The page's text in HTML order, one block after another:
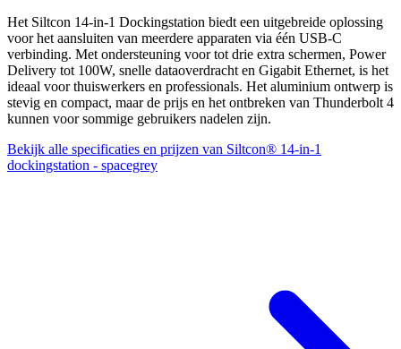
Het Siltcon 14-in-1 Dockingstation biedt een uitgebreide oplossing
voor het aansluiten van meerdere apparaten via één USB-C
verbinding. Met ondersteuning voor tot drie extra schermen, Power
Delivery tot 100W, snelle dataoverdracht en Gigabit Ethernet, is het
ideaal voor thuiswerkers en professionals. Het aluminium ontwerp is
stevig en compact, maar de prijs en het ontbreken van Thunderbolt 4
kunnen voor sommige gebruikers nadelen zijn.
Bekijk alle specificaties en prijzen van Siltcon® 14-in-1
dockingstation - spacegrey